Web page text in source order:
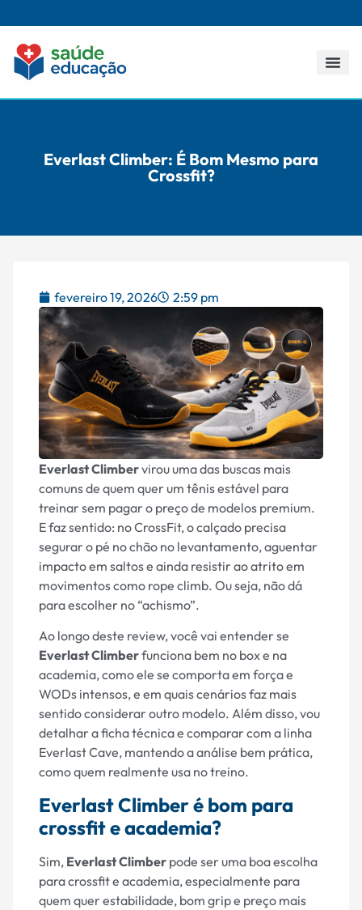
Everlast Climber: É Bom Mesmo para
Crossfit?
fevereiro 19, 2026 2:59 pm
Everlast Climbervirou uma das buscas mais
comuns de quem quer um tênis estável para
treinar sem pagar o preço de modelos premium.
E faz sentido: no CrossFit, o calçado precisa
segurar o pé no chão no levantamento, aguentar
impacto em saltos e ainda resistir ao atrito em
movimentos como rope climb. Ou seja, não dá
para escolher no “achismo”.
Ao longo deste review, você vai entender se
Everlast Climberfunciona bem no box e na
academia, como ele se comporta em força e
WODs intensos, e em quais cenários faz mais
sentido considerar outro modelo. Além disso, vou
detalhar a ficha técnica e comparar com a linha
Everlast Cave, mantendo a análise bem prática,
como quem realmente usa no treino.
Everlast Climber é bom para
crossfit e academia?
Sim, Everlast Climber pode ser uma boa escolha
para crossfit e academia, especialmente para
quem quer estabilidade, bom grip e preço mais